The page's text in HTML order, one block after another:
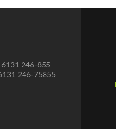
6131 246-855
246-75855